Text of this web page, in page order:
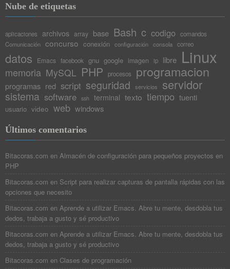
Nube de etiquetas
aplicaciones archivos array base Bash c codigo
comandos
Comunicación concurso conexión configuración consola correo
datos Emacs facebook gnu google imagen ip libre Linux
memoria MySQL PHP procesos programacion
programas red script seguridad servicios servidor
sistema software ssh terminal texto tiempo tuenti
usuario video web windows
Últimos comentarios
Bitacoras.com en Almacén de configuración para pequeños proyectos en
PHP
Bitacoras.com en Script para realizar capturas de pantalla rápidas con las
opciones que necesito
Bitacoras.com en Aprende a utilizar Emacs. Abre tu mente, desdobla tus
dedos, trabaja a gusto y sé productivo
Bitacoras.com en Aprende a utilizar Emacs. Abre tu mente, desdobla tus
dedos, trabaja a gusto y sé productivo
Bitacoras.com en Clases de programación